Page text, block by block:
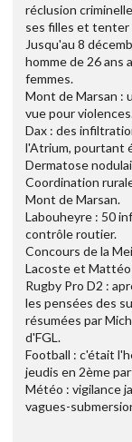
réclusion
ses filles et tenter
Jusqu'au 8
homme de 26 ans
femmes.
Mont de Marsan :
vue pour
Dax : des
l'Atrium, pourtant
Dermatose
Coordination
Mont de Marsan.
Labouheyre : 50
contrôle routier.
Concours de la
Lacoste et Mattéo
Rugby Pro D2 :
les pensées des
résumées par
d'FGL.
Football : c'était
jeudis en 2ème
Météo : vigilance
vagues-